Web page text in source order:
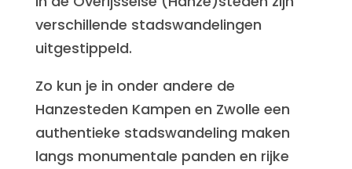
verschillende stadswandelingen
uitgestippeld.
Zo kun je in onder andere de
Hanzesteden Kampen en Zwolle een
authentieke stadswandeling maken
langs monumentale panden en rijke